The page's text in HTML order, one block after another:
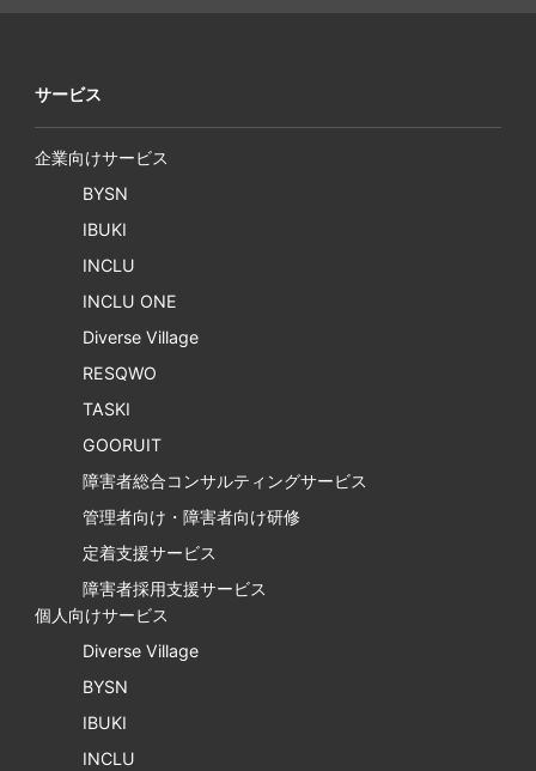
サービス
企業向けサービス
BYSN
IBUKI
INCLU
INCLU ONE
Diverse Village
RESQWO
TASKI
GOORUIT
障害者総合コンサルティングサービス
管理者向け・障害者向け研修
定着支援サービス
障害者採用支援サービス
個人向けサービス
Diverse Village
BYSN
IBUKI
INCLU